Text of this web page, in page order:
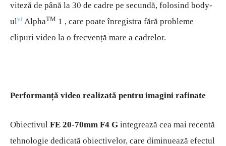
viteză de până la 30 de cadre pe secundă, folosind body-
ulvi AlphaTM 1 , care poate înregistra fără probleme
clipuri video la o frecvență mare a cadrelor.
Performanță video realizată pentru imagini rafinate
Obiectivul FE 20-70mm F4 G integrează cea mai recentă
tehnologie dedicată obiectivelor, care diminuează efectul